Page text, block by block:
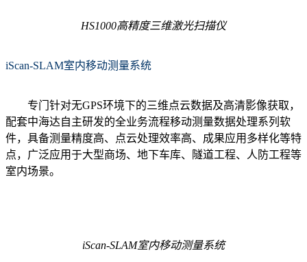
HS1000高精度三维激光扫描仪
iScan-SLAM室内移动测量系统
专门针对无GPS环境下的三维点云数据及高清影像获取，
配套中海达自主研发的全业务流程移动测量数据处理系列软
件，具备测量精度高、点云处理效率高、成果应用多样化等特
点，广泛应用于大型商场、地下车库、隧道工程、人防工程等
室内场景。
iScan-SLAM室内移动测量系统